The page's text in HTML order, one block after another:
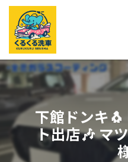
下館ドンキ
ト出店🎶 マ